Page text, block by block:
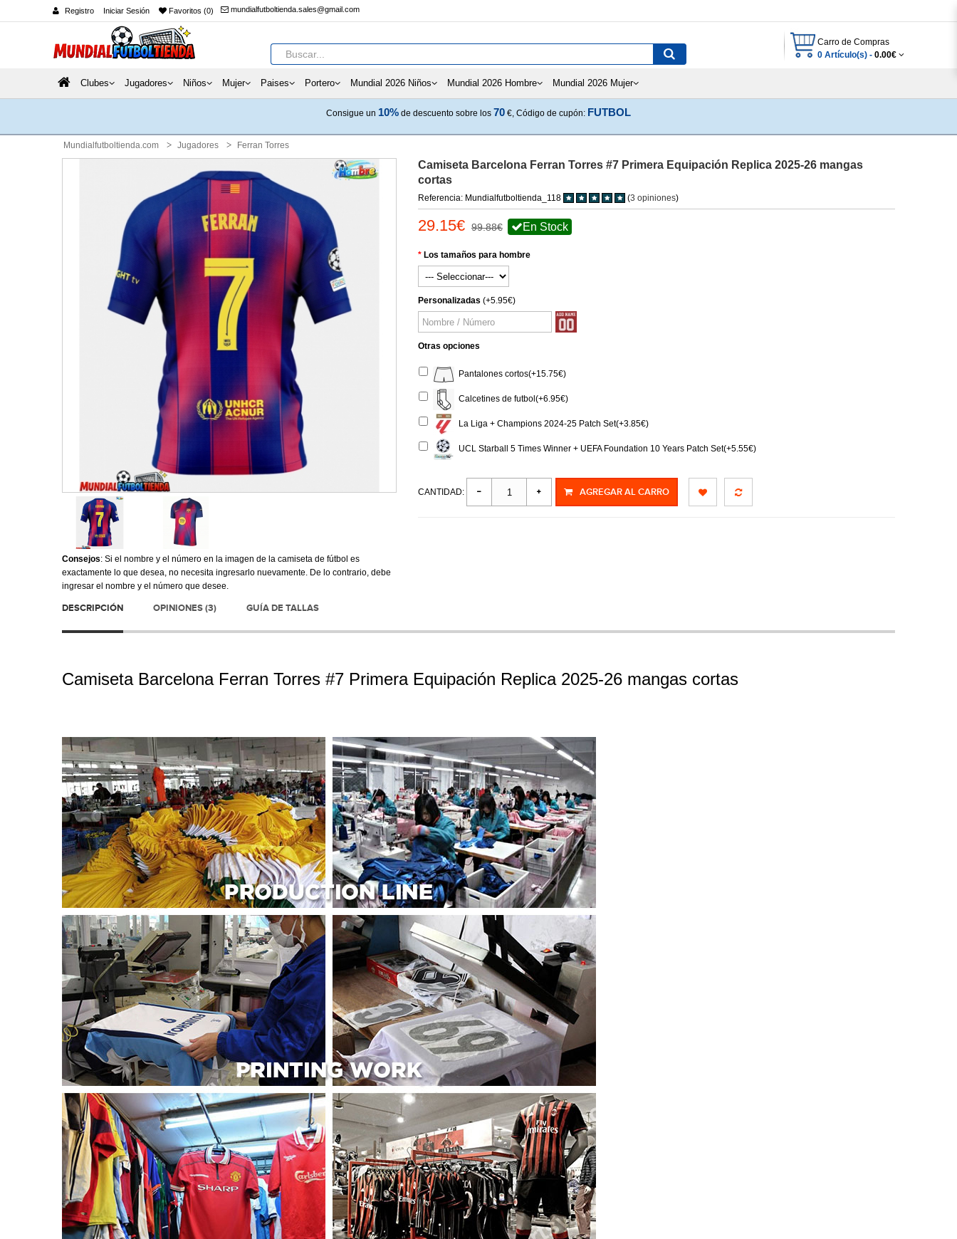
Registro Iniciar Sesión Favoritos (0) mundialfutboltienda.sales@gmail.com
Carro de Compras
0 Artículo(s) - 0.00€
Clubes Jugadores Niños Mujer Paises Portero Mundial 2026 Niños Mundial 2026 Hombre Mundial 2026 Mujer
Consigue un 10% de descuento sobre los 70 €, Código de cupón: FUTBOL
Mundialfutboltienda.com Jugadores Ferran Torres
Consejos: Si el nombre y el número en la imagen de la camiseta de fútbol es
exactamente lo que desea, no necesita ingresarlo nuevamente. De lo contrario, debe
ingresar el nombre y el número que desee.
Camiseta Barcelona Ferran Torres #7 Primera Equipación Replica 2025-26 mangas
cortas
Referencia: Mundialfutboltienda_118 (3 opiniones)
29.15€ 99.88€ En Stock
Los tamaños para hombre
Personalizadas (+5.95€)
Otras opciones
Pantalones cortos(+15.75€)
Calcetines de futbol(+6.95€)
La Liga + Champions 2024-25 Patch Set(+3.85€)
UCL Starball 5 Times Winner + UEFA Foundation 10 Years Patch Set(+5.55€)
CANTIDAD: AGREGAR AL CARRO
DESCRIPCIÓN OPINIONES (3) GUÍA DE TALLAS
Camiseta Barcelona Ferran Torres #7 Primera Equipación Replica 2025-26 mangas cortas